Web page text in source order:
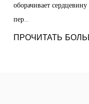
вокруг матраса, не
ПРОЧИТАТЬ